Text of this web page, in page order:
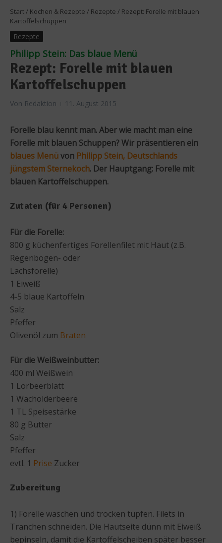
Start / Kochen & Rezepte / Rezepte / Rezept: Forelle mit blauen
Kartoffelschuppen
Rezepte
Philipp Stein: Das blaue Menü
Rezept: Forelle mit blauen
Kartoffelschuppen
Von Redaktion 11. August 2015
Forelle blau kennt man. Aber wie macht man eine
Forelle mit blauen Schuppen? Wir präsentieren ein
blaues Menüvon Philipp Stein, Deutschlands
jüngstem Sternekoch. Der Hauptgang: Forelle mit
blauen Kartoffelschuppen.
Zutaten (für 4 Personen)
Für die Forelle:
800 g küchenfertiges Forellenfilet mit Haut (z.B.
Regenbogen- oder
Lachsforelle)
1 Eiweiß
4-5 blaue Kartoffeln
Salz
Pfeffer
Olivenöl zum Braten
Für die Weißweinbutter:
400 ml Weißwein
1 Lorbeerblatt
1 Wacholderbeere
1 TL Speisestärke
80 g Butter
Salz
Pfeffer
evtl. 1 Prise Zucker
Zubereitung
1) Forelle waschen und trocken tupfen. Filets in
Tranchen schneiden. Die Hautseite dünn mit Eiweiß
bepinseln, damit die Kartoffelscheiben später besser